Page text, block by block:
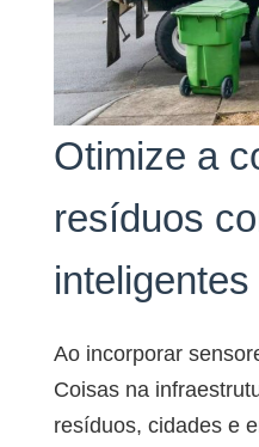
Contate-
nos
Otimize a
resíduos
inteligentes
Ao incorporar
Coisas na
resíduos, cidades e